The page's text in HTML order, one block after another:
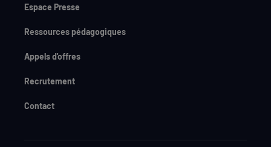
Espace Presse
Ressources pédagogiques
Appels d'offres
Recrutement
Contact